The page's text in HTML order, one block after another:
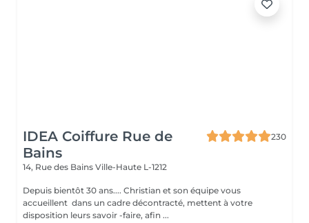
IDEA Coiffure Rue de
Bains
230
14, Rue des Bains Ville-Haute L-1212
Depuis bientôt 30 ans.... Christian et son équipe vous
accueillent dans un cadre décontracté, mettent à votre
disposition leurs savoir -faire, afin ...